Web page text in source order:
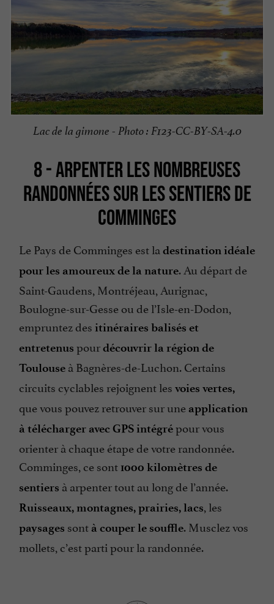
Lac de la gimone - Photo : F123-CC-BY-SA-4.0
8 - ARPENTER LES NOMBREUSES
RANDONNÉES SUR LES SENTIERS DE
COMMINGES
Le Pays de Comminges est la destination idéale
pour les amoureux de la nature. Au départ de
Saint-Gaudens, Montréjeau, Aurignac,
Boulogne-sur-Gesse ou de l’Isle-en-Dodon,
empruntez des itinéraires balisés et
entretenus pourdécouvrir la région de
Toulouse à Bagnères-de-Luchon. Certains
circuits cyclables rejoignent les voies vertes,
que vous pouvez retrouver sur une application
à télécharger avec GPS intégrépour vous
orienter à chaque étape de votre randonnée.
Comminges, ce sont 1000 kilomètres de
sentiers à arpenter tout au long de l’année.
Ruisseaux, montagnes, prairies, lacs, les
paysages sont à couper le souffle. Musclez vos
mollets, c’est parti pour la randonnée.